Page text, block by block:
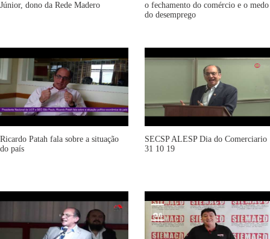
Júnior, dono da Rede Madero
o fechamento do comércio e o medo
do desemprego
Ricardo Patah fala sobre a situação
do país
SECSP ALESP Dia do Comerciario
31 10 19